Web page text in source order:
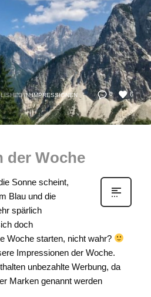
0 6
IN IMPRESSIONEN
der Woche
Sonne scheint,
Blau und die
spärlich
doch
Woche starten, nicht wahr?
Impressionen der Woche.
unbezahlte Werbung, da
Marken genannt werden